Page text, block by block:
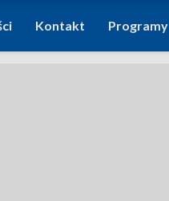
Kontakt Programy